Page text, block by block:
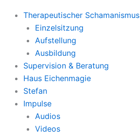
Therapeutischer Schamanismus
Einzelsitzung
Aufstellung
Ausbildung
Supervision & Beratung
Haus Eichenmagie
Stefan
Impulse
Audios
Videos